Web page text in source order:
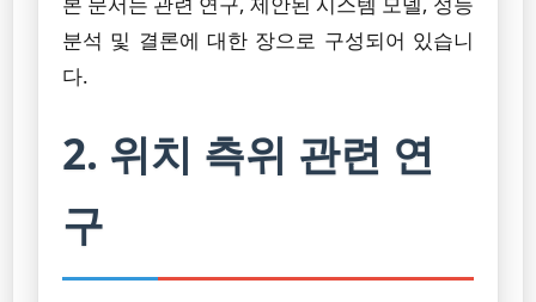
분석 및 결론에 대한 장으로 구성되어 있습니
다.
2. 위치 측위 관련 연
구